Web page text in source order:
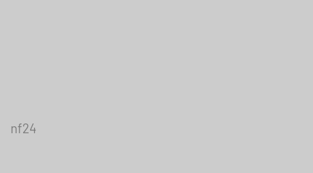
nf24